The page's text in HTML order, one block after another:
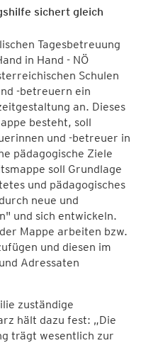
sichert gleich
Tagesbetreuung
in Hand - NÖ
Schulen
-betreuern ein
an. Dieses
besteht, soll
und -betreuer in
pädagogische Ziele
soll Grundlage
und pädagogisches
neue und
und sich entwickeln.
Mappe arbeiten bzw.
und diesen im
Adressaten
zuständige
hält dazu fest: „Die
trägt wesentlich zur